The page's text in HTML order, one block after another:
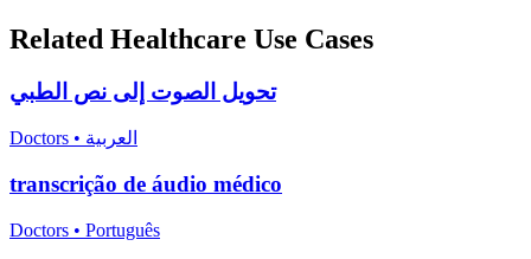
Related Healthcare Use Cases
تحويل الصوت إلى نص الطبي
Doctors • العربية
transcrição de áudio médico
Doctors • Português